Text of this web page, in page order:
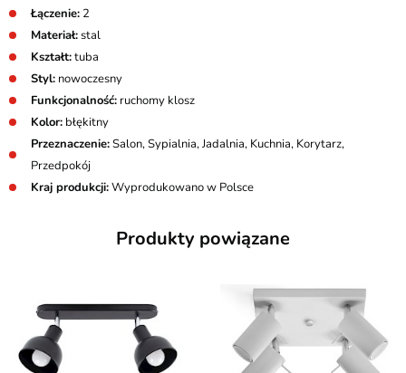
Łączenie: 2
Materiał:stal
Kształt:tuba
Styl: nowoczesny
Funkcjonalność: ruchomy klosz
Kolor: błękitny
Przeznaczenie:Salon, Sypialnia, Jadalnia, Kuchnia, Korytarz,
Przedpokój
Kraj produkcji:Wyprodukowano w Polsce
Produkty powiązane